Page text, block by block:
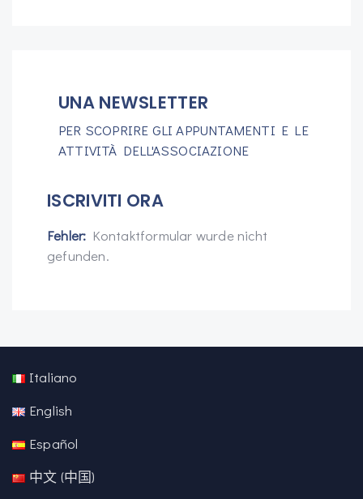
UNA NEWSLETTER
PER SCOPRIRE GLI APPUNTAMENTI E LE
ATTIVITÀ DELL'ASSOCIAZIONE
ISCRIVITI ORA
Fehler: Kontaktformular wurde nicht
gefunden.
Italiano
English
Español
中文 (中国)